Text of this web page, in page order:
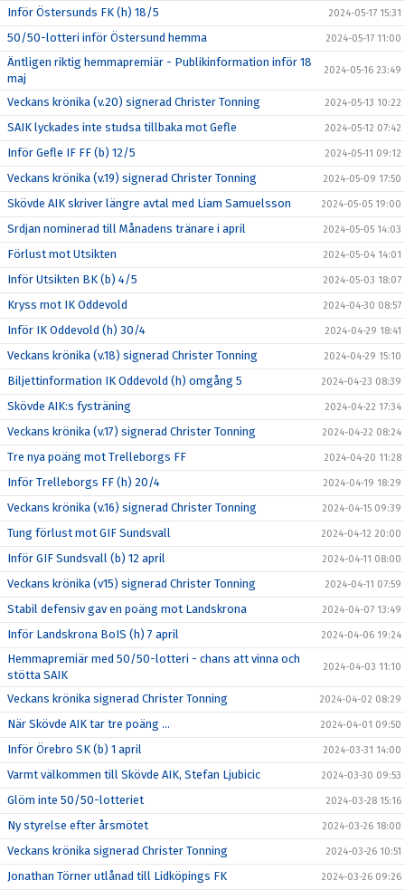
Inför Östersunds FK (h) 18/5 2024-05-17 15:31
50/50-lotteri inför Östersund hemma 2024-05-17 11:00
Äntligen riktig hemmapremiär - Publikinformation inför 18
maj
2024-05-16 23:49
Veckans krönika (v.20) signerad Christer Tonning 2024-05-13 10:22
SAIK lyckades inte studsa tillbaka mot Gefle 2024-05-12 07:42
Inför Gefle IF FF (b) 12/5 2024-05-11 09:12
Veckans krönika (v.19) signerad Christer Tonning 2024-05-09 17:50
Skövde AIK skriver längre avtal med Liam Samuelsson 2024-05-05 19:00
Srdjan nominerad till Månadens tränare i april 2024-05-05 14:03
Förlust mot Utsikten 2024-05-04 14:01
Inför Utsikten BK (b) 4/5 2024-05-03 18:07
Kryss mot IK Oddevold 2024-04-30 08:57
Inför IK Oddevold (h) 30/4 2024-04-29 18:41
Veckans krönika (v.18) signerad Christer Tonning 2024-04-29 15:10
Biljettinformation IK Oddevold (h) omgång 5 2024-04-23 08:39
Skövde AIK:s fysträning 2024-04-22 17:34
Veckans krönika (v.17) signerad Christer Tonning 2024-04-22 08:24
Tre nya poäng mot Trelleborgs FF 2024-04-20 11:28
Inför Trelleborgs FF (h) 20/4 2024-04-19 18:29
Veckans krönika (v.16) signerad Christer Tonning 2024-04-15 09:39
Tung förlust mot GIF Sundsvall 2024-04-12 20:00
Inför GIF Sundsvall (b) 12 april 2024-04-11 08:00
Veckans krönika (v15) signerad Christer Tonning 2024-04-11 07:59
Stabil defensiv gav en poäng mot Landskrona 2024-04-07 13:49
Inför Landskrona BoIS (h) 7 april 2024-04-06 19:24
Hemmapremiär med 50/50-lotteri - chans att vinna och
stötta SAIK
2024-04-03 11:10
Veckans krönika signerad Christer Tonning 2024-04-02 08:29
När Skövde AIK tar tre poäng ... 2024-04-01 09:50
Inför Örebro SK (b) 1 april 2024-03-31 14:00
Varmt välkommen till Skövde AIK, Stefan Ljubicic 2024-03-30 09:53
Glöm inte 50/50-lotteriet 2024-03-28 15:16
Ny styrelse efter årsmötet 2024-03-26 18:00
Veckans krönika signerad Christer Tonning 2024-03-26 10:51
Jonathan Törner utlånad till Lidköpings FK 2024-03-26 09:26